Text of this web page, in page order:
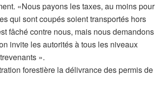
«Nous payons les taxes, au moins pour
qui sont coupés soient transportés hors
fâché contre nous, mais nous demandons
invite les autorités à tous les niveaux
».
forestière la délivrance des permis de